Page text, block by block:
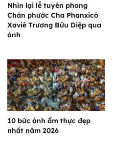
Nhìn lại lễ tuyên phong
Chân phước Cha Phanxicô
Xaviê Trương Bửu Diệp qua
ảnh
10 bức ảnh ẩm thực đẹp
nhất năm 2026